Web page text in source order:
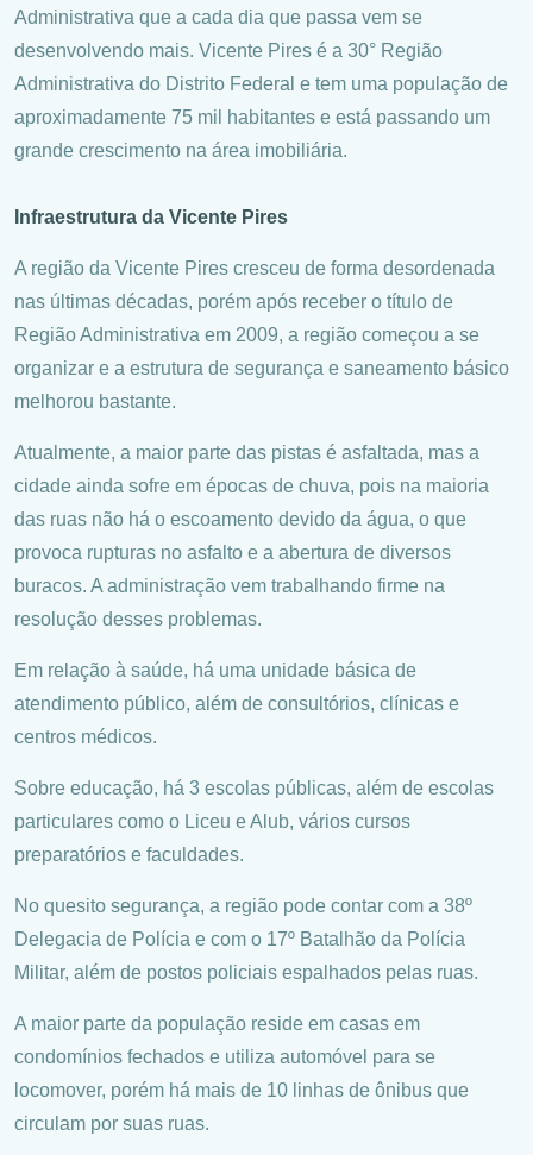
Administrativa que a cada dia que passa vem se
desenvolvendo mais. Vicente Pires é a 30° Região
Administrativa do Distrito Federal e tem uma população de
aproximadamente 75 mil habitantes e está passando um
grande crescimento na área imobiliária.
Infraestrutura da Vicente Pires
A região da Vicente Pires cresceu de forma desordenada
nas últimas décadas, porém após receber o título de
Região Administrativa em 2009, a região começou a se
organizar e a estrutura de segurança e saneamento básico
melhorou bastante.
Atualmente, a maior parte das pistas é asfaltada, mas a
cidade ainda sofre em épocas de chuva, pois na maioria
das ruas não há o escoamento devido da água, o que
provoca rupturas no asfalto e a abertura de diversos
buracos. A administração vem trabalhando firme na
resolução desses problemas.
Em relação à saúde, há uma unidade básica de
atendimento público, além de consultórios, clínicas e
centros médicos.
Sobre educação, há 3 escolas públicas, além de escolas
particulares como o Liceu e Alub, vários cursos
preparatórios e faculdades.
No quesito segurança, a região pode contar com a 38º
Delegacia de Polícia e com o 17º Batalhão da Polícia
Militar, além de postos policiais espalhados pelas ruas.
A maior parte da população reside em casas em
condomínios fechados e utiliza automóvel para se
locomover, porém há mais de 10 linhas de ônibus que
circulam por suas ruas.